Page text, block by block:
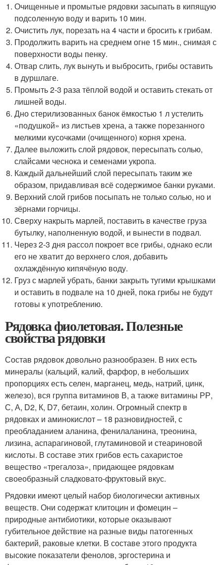
Очищенные и промытые рядовки засыпать в кипящую
подсоленную воду и варить 10 мин.
Очистить лук, порезать на 4 части и бросить к грибам.
Продолжить варить на среднем огне 15 мин., снимая с
поверхности воды пенку.
Отвар слить, лук вынуть и выбросить, грибы оставить
в дуршлаге.
Промыть 2-3 раза тёплой водой и оставить стекать от
лишней воды.
Дно стерилизованных банок ёмкостью 1 л устелить
«подушкой» из листьев хрена, а также порезанного
мелкими кусочками (очищенного) корня хрена.
Далее выложить слой рядовок, пересыпать солью,
слайсами чеснока и семенами укропа.
Каждый дальнейший слой пересыпать таким же
образом, придавливая всё содержимое банки руками.
Верхний слой грибов посыпать не только солью, но и
зёрнами горчицы.
Сверху накрыть марлей, поставить в качестве груза
бутылку, наполненную водой, и вынести в подвал.
Через 2-3 дня рассол покроет все грибы, однако если
его не хватит до верхнего слоя, добавить
охлаждённую кипячёную воду.
Груз с марлей убрать, банки закрыть тугими крышками
и оставить в подвале на 10 дней, пока грибы не будут
готовы к употреблению.
Рядовка фиолетовая. Полезные
свойства рядовки
Состав рядовок довольно разнообразен. В них есть
минералы (кальций, калий, фарфор, в небольших
пропорциях есть селен, марганец, медь, натрий, цинк,
железо), вся группа витаминов В, а также витамины РР,
С, А, D2, К, D7, бетаин, холин. Огромный спектр в
рядовках и аминокислот – 18 разновидностей, с
преобладанием аланина, фенилаланина, треонина,
лизина, аспарагиновой, глутаминовой и стеариновой
кислоты. В составе этих грибов есть сахаристое
вещество «трегалоза», придающее рядовкам
своеобразный сладковато-фруктовый вкус.
Рядовки имеют целый набор биологически активных
веществ. Они содержат клитоцин и фомецин –
природные антибиотики, которые оказывают
губительное действие на разные виды патогенных
бактерий, раковые клетки. В составе этого продукта
высокие показатели фенолов, эргостерина и